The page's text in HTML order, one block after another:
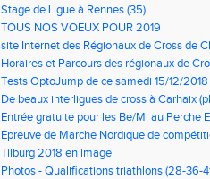
Stage de Ligue à Rennes (35)
TOUS NOS VOEUX POUR 2019
site Internet des Régionaux de Cross de
Horaires et Parcours des régionaux de
Tests OptoJump de ce samedi 15/12/2018
De beaux interligues de cross à Carhaix
Entrée gratuite pour les Be/Mi au Perche
Epreuve de Marche Nordique de
de cross du Loir et Cher
Tilburg 2018 en image
Photos - Qualifications triathlons (28-36-